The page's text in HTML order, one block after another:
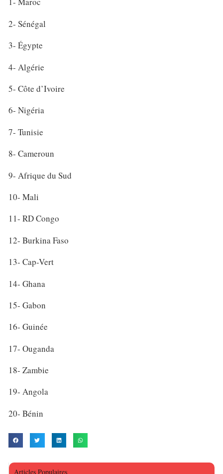
2- Sénégal
3- Égypte
4- Algérie
5- Côte d’Ivoire
6- Nigéria
7- Tunisie
8- Cameroun
9- Afrique du Sud
10- Mali
11- RD Congo
12- Burkina Faso
13- Cap-Vert
14- Ghana
15- Gabon
16- Guinée
17- Ouganda
18- Zambie
19- Angola
20- Bénin
Articles Populaires